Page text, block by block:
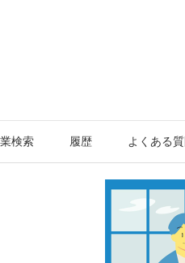
検索 履歴 よくある